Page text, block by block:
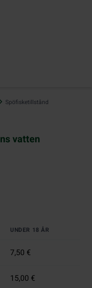
Spöfisketillstånd
vatten
UNDER 18 ÅR
7,50 €
15,00 €